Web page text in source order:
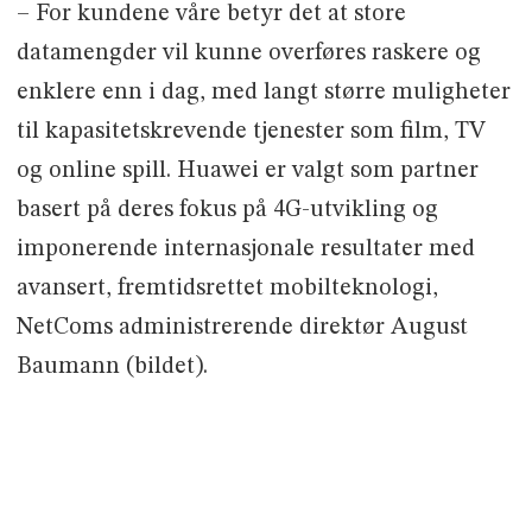
– For kundene våre betyr det at store
datamengder vil kunne overføres raskere og
enklere enn i dag, med langt større muligheter
til kapasitetskrevende tjenester som film, TV
og online spill. Huawei er valgt som partner
basert på deres fokus på 4G-utvikling og
imponerende internasjonale resultater med
avansert, fremtidsrettet mobilteknologi,
NetComs administrerende direktør August
Baumann (bildet).